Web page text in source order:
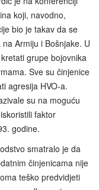
koji, navodno,
bio je takav da se
Armiju i Bošnjake. U
grupe bojovnika
Sve su činjenice
agresija HVO-a.
su na moguću
faktor
godine.
smatralo je da
činjenicama nije
teško predvidjeti